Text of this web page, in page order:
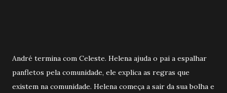
André termina com Celeste. Helena ajuda o pai a espalhar
panfletos pela comunidade, ele explica as regras que
existem na comunidade. Helena começa a sair da sua bolha e